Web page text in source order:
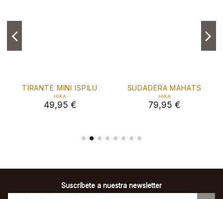
TIRANTE MINI ISPILU
HIKA
49,95 €
SUDADERA MAHATS
HIKA
79,95 €
Suscríbete a nuestra newsletter